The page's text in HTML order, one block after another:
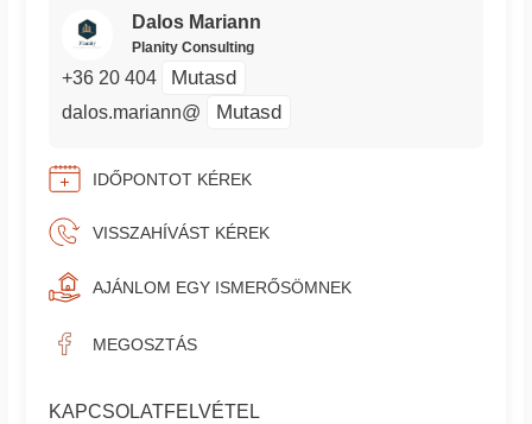
Dalos Mariann
Planity Consulting
+36 20 404 Mutasd
dalos.mariann@ Mutasd
IDŐPONTOT KÉREK
VISSZAHÍVÁST KÉREK
AJÁNLOM EGY ISMERŐSÖMNEK
MEGOSZTÁS
KAPCSOLATFELVÉTEL